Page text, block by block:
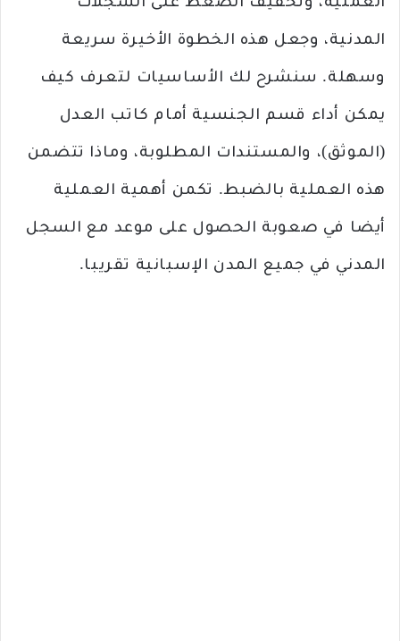
العملية، وتخفيف الضغط على السجلات
المدنية، وجعل هذه الخطوة الأخيرة سريعة
وسهلة. سنشرح لك الأساسيات لتعرف كيف
يمكن أداء قسم الجنسية أمام كاتب العدل
(الموثق)، والمستندات المطلوبة، وماذا تتضمن
هذه العملية بالضبط. تكمن أهمية العملية
أيضا في صعوبة الحصول على موعد مع السجل
المدني في جميع المدن الإسبانية تقريبا.